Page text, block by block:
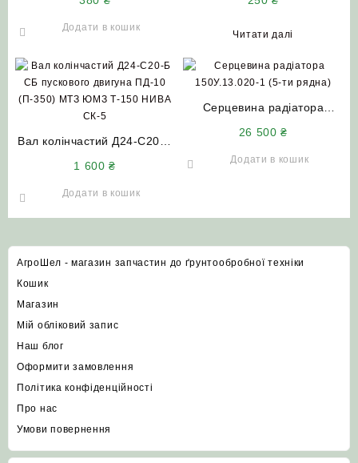
Додати в кошик
Читати далі
Вал колінчастий Д24-С20-Б
НИВА СК-5
1 600₴
Додати в кошик
Серцевина радіатора
26 500₴
Додати в кошик
АгроШел - магазин запчастин до ґрунтообробної техніки
Кошик
Магазин
Мій обліковий запис
Наш блог
Оформити замовлення
Політика конфіденційності
Про нас
Умови повернення